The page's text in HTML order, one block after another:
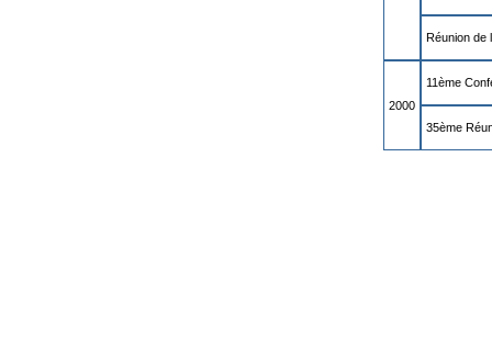
Réunion de
2000
11ème
35ème